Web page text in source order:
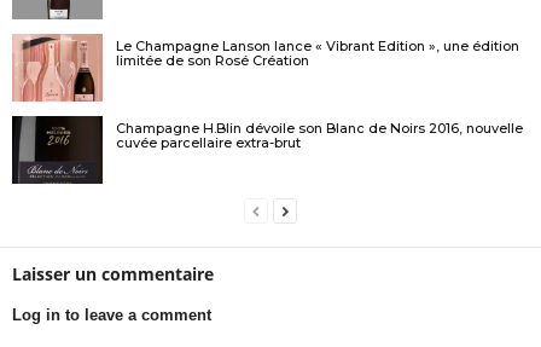
Le Champagne Lanson lance « Vibrant Edition », une édition
limitée de son Rosé Création
Champagne H.Blin dévoile son Blanc de Noirs 2016, nouvelle
cuvée parcellaire extra-brut
Laisser un commentaire
Log in to leave a comment